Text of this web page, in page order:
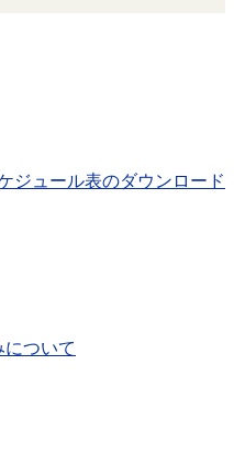
ジュール表のダウンロード
ついて